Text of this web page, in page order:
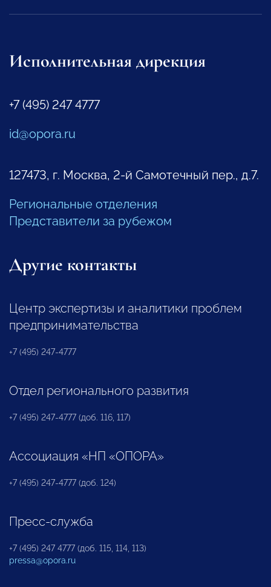
Исполнительная дирекция
+7 (495) 247 4777
id@opora.ru
127473, г. Москва, 2-й Самотечный пер., д.7.
Региональные отделения
Представители за рубежом
Другие контакты
Центр экспертизы и аналитики проблем
предпринимательства
+7 (495) 247-4777
Отдел регионального развития
+7 (495) 247-4777 (доб. 116, 117)
Ассоциация «НП «ОПОРА»
+7 (495) 247-4777 (доб. 124)
Пресс-служба
+7 (495) 247 4777 (доб. 115, 114, 113)
pressa@opora.ru